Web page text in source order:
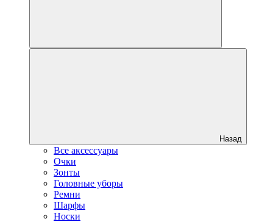
Назад
Все аксессуары
Очки
Зонты
Головные уборы
Ремни
Шарфы
Носки